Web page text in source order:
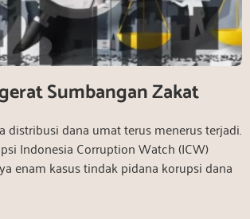
Sumbangan Zakat
distribusi dana umat terus menerus terjadi.
Indonesia Corruption Watch (ICW)
enam kasus tindak pidana korupsi dana